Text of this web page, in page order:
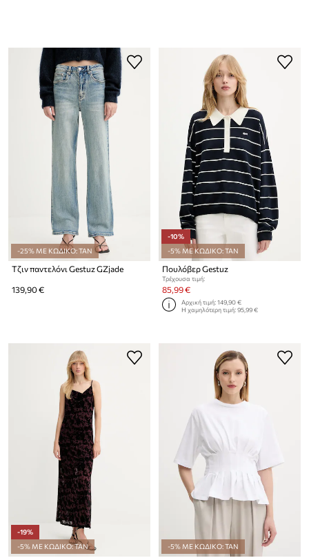
-25% ΜΕ ΚΩΔΙΚΟ: TAN
Τζιν παντελόνι Gestuz GZjade
139,90 €
-10%
-5% ΜΕ ΚΩΔΙΚΟ: TAN
Πουλόβερ Gestuz
Τρέχουσα τιμή:
85,99 €
Αρχική τιμή:149,90 €
Η χαμηλότερη τιμή:95,99 €
-19%
-5% ΜΕ ΚΩΔΙΚΟ: TAN
-5% ΜΕ ΚΩΔΙΚΟ: TAN